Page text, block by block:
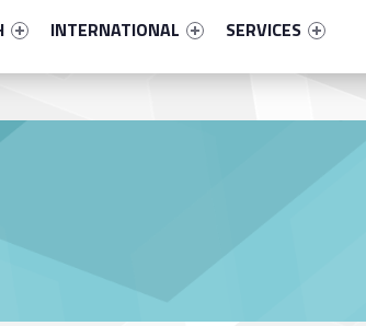
INTERNATIONAL
SERVICES